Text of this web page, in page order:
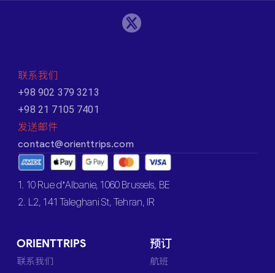
联系我们
+98 902 379 3213
+98 21 7105 7401
发送邮件
contact@orienttrips.com
1. 10 Rue d’Albanie, 1060 Brussels, BE
2. L2, 141 Taleghani St, Tehran, IR
ORIENTTRIPS
联系我们
预订
航班